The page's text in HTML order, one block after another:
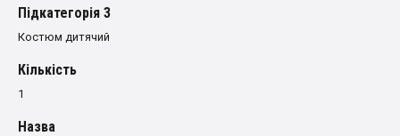
Пiдкатегорiя 3
Костюм дитячий
Кількість
1
Назва